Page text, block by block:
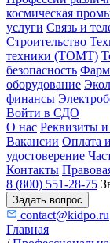
космическая
услуги Связь и
Строительство
техники (ТОМТ)
безопасность
оборудование
финансы
Войти в СДО
О нас Реквизиты
Вакансии Оплата
удостоверение
Контакты
8 (800) 551-28-75
Задать вопрос
contact@kidpo.ru
Главная